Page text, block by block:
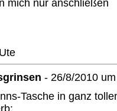
mich nur anschließen
- 26/8/2010
Tasche in ganz